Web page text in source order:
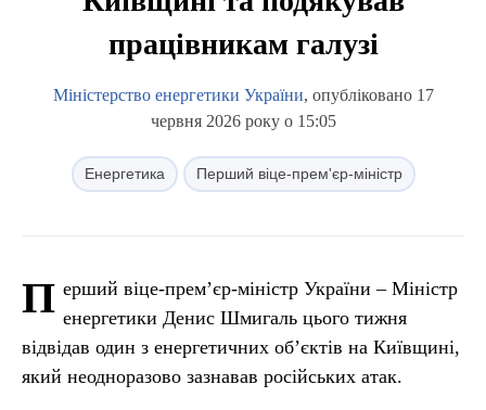
працівникам галузі
Міністерство енергетики України, опубліковано 17
червня 2026 року о 15:05
Енергетика Перший віце-прем'єр-міністр
П ерший віце-прем’єр-міністр України – Міністр
енергетики Денис Шмигаль цього тижня
відвідав один з енергетичних об’єктів на Київщині,
який неодноразово зазнавав російських атак.